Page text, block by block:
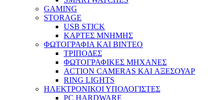
GAMING
STORAGE
USB STICK
ΚΑΡΤΕΣ ΜΝΗΜΗΣ
ΦΩΤΟΓΡΑΦΙΑ ΚΑΙ ΒΙΝΤΕΟ
ΤΡΙΠΟΔΕΣ
ΦΩΤΟΓΡΑΦΙΚΕΣ ΜΗΧΑΝΕΣ
ACTION CAMERAS KAI ΑΞΕΣΟΥΑΡ
RING LIGHTS
ΗΛΕΚΤΡΟΝΙΚΟΙ ΥΠΟΛΟΓΙΣΤΕΣ
PC HARDWARE